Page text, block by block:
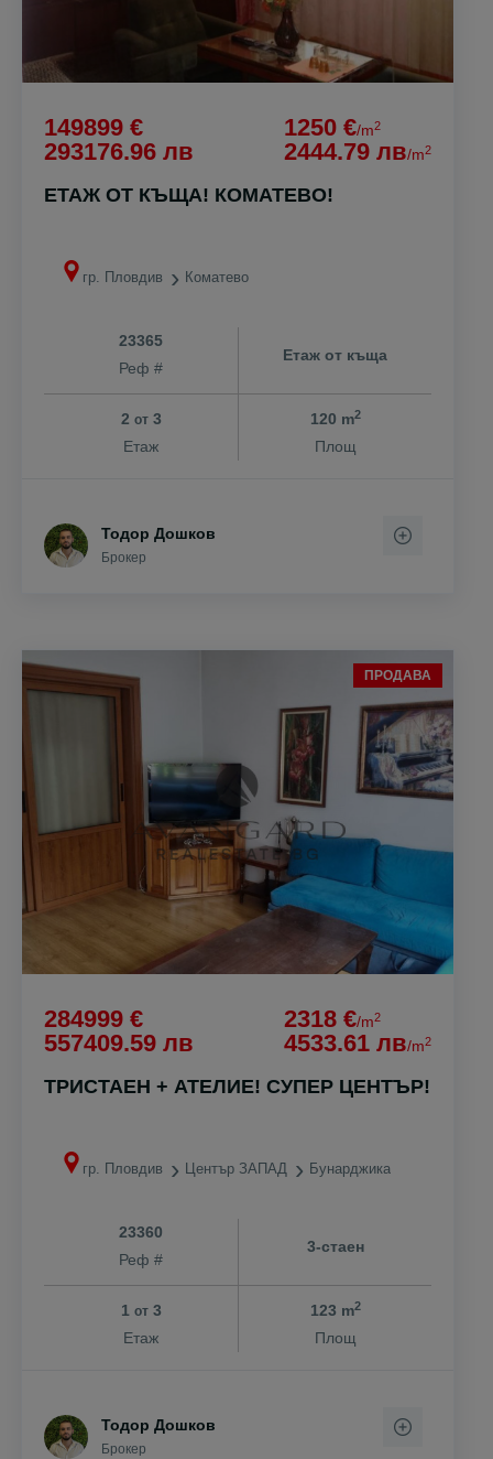
149899 €
293176.96 лв
1250 €/m2
2444.79 лв/m2
ЕТАЖ ОТ КЪЩА! КОМАТЕВО!
гр. Пловдив Коматево
23365
Реф #
Етаж от къща
2 от3
Етаж
120 m2
Площ
Тодор Дошков
Брокер
ПРОДАВА
284999 €
557409.59 лв
2318 €/m2
4533.61 лв/m2
ТРИСТАЕН + АТЕЛИЕ! СУПЕР ЦЕНТЪР!
гр. Пловдив Център ЗАПАД Бунарджика
23360
Реф #
3-стаен
1 от3
Етаж
123 m2
Площ
Тодор Дошков
Брокер